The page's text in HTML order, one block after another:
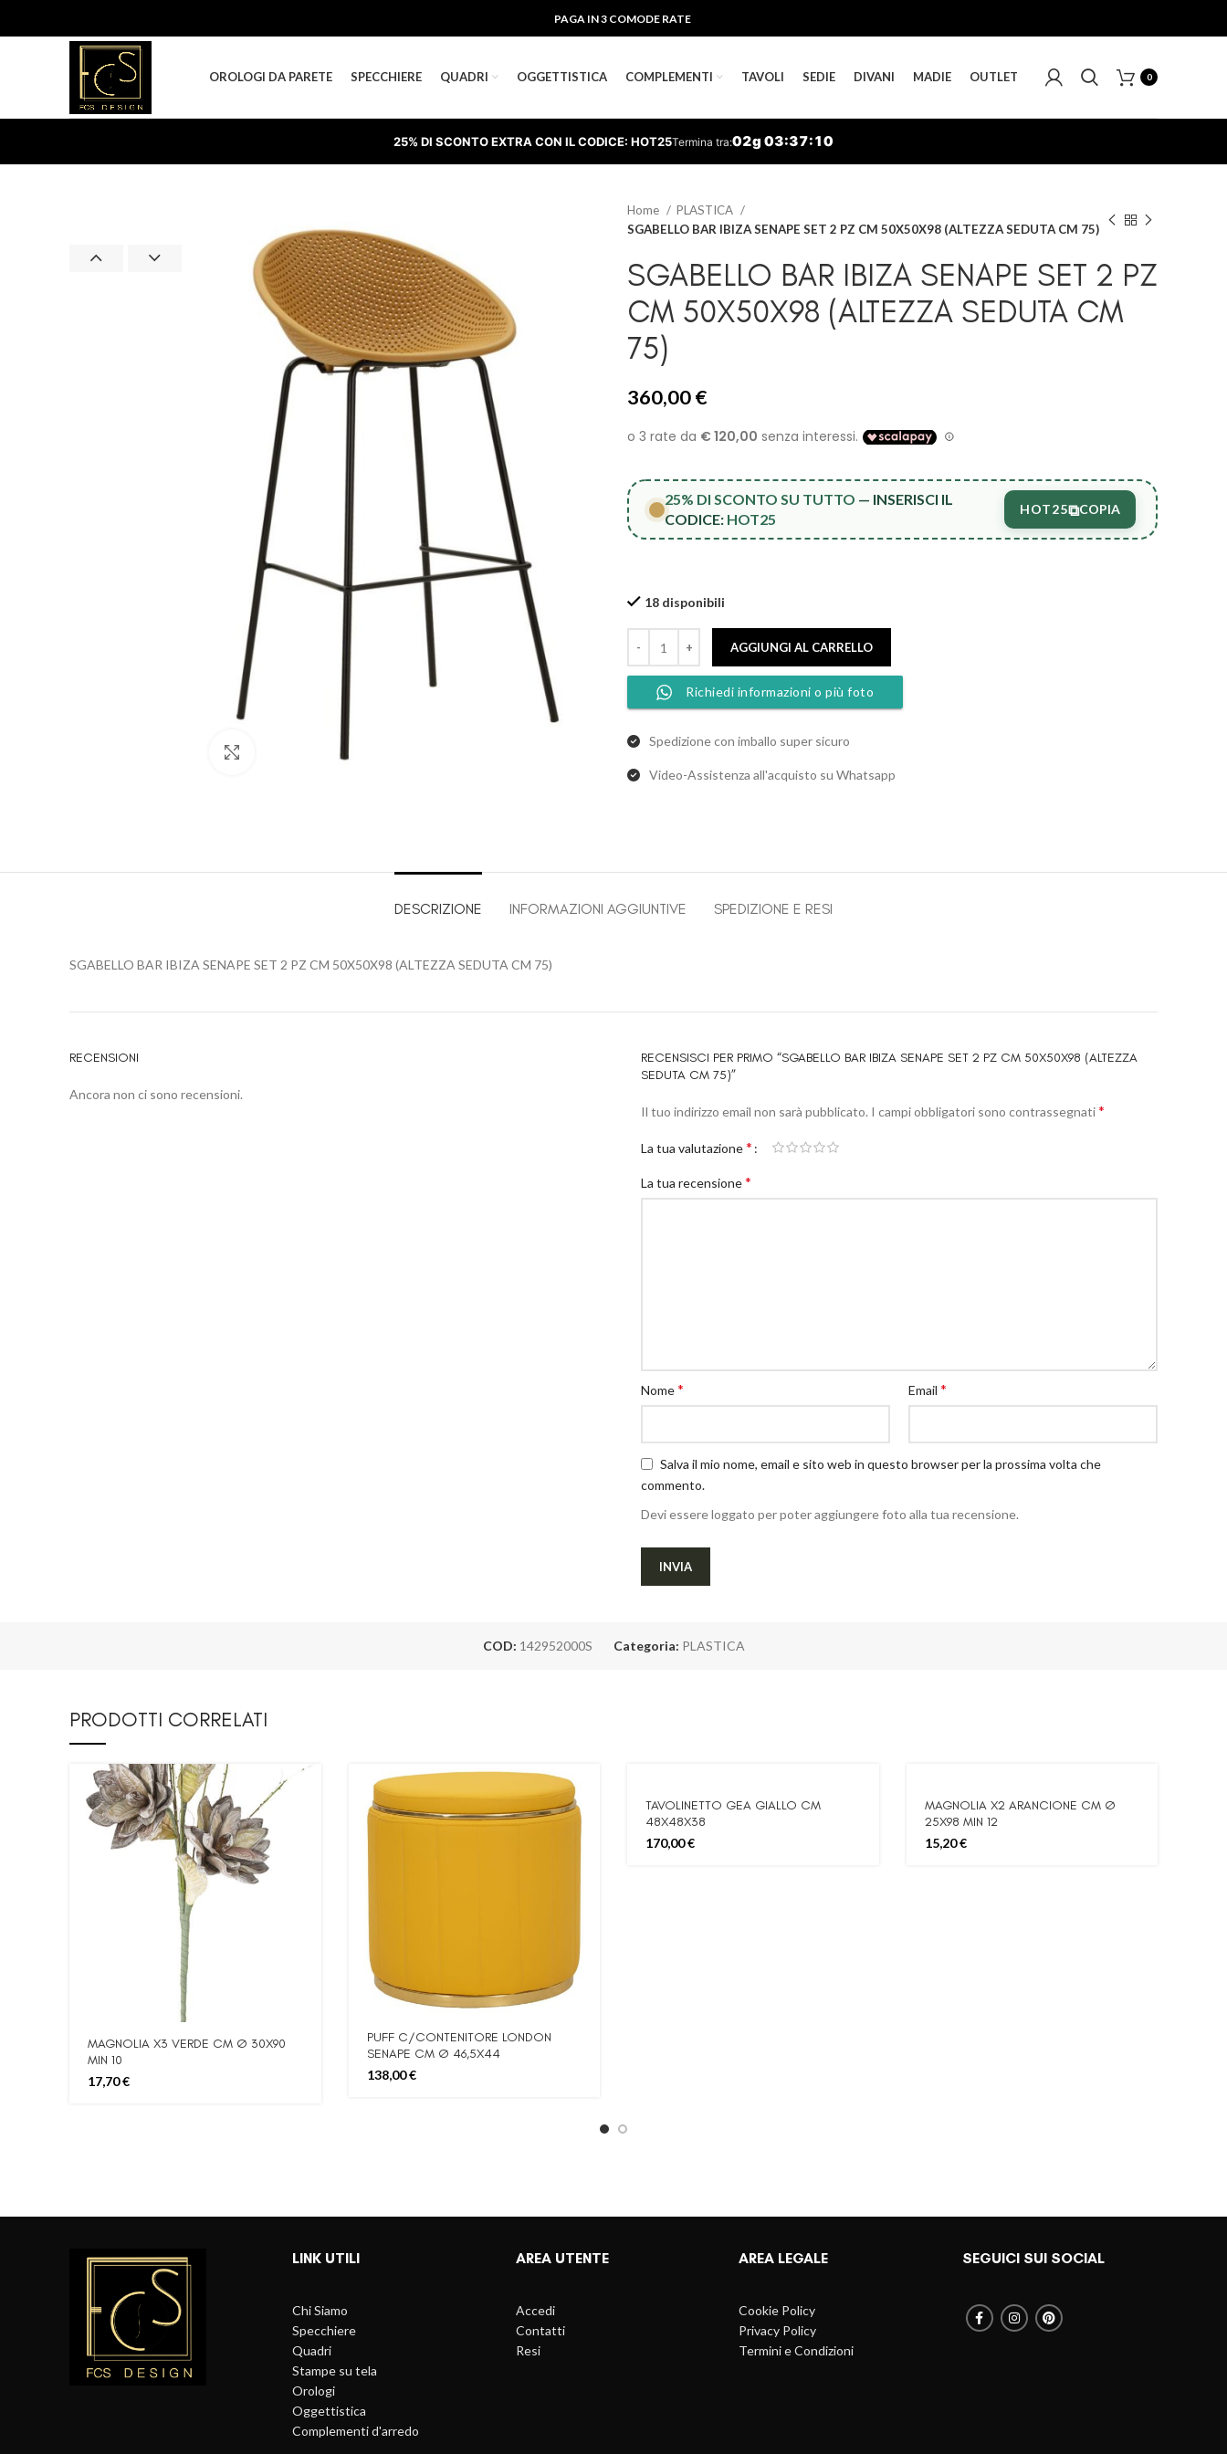
PAGA IN 3 COMODE RATE
OROLOGI DA PARETE SPECCHIERE QUADRI OGGETTISTICA COMPLEMENTI TAVOLI SEDIE DIVANI MADIE OUTLET 0
25% DI SCONTO EXTRA CON IL CODICE: HOT25Termina tra:02g 03:37:09
Clicca per ingrandire
Home
PLASTICA
SGABELLO BAR IBIZA SENAPE SET 2 PZ CM 50X50X98 (ALTEZZA SEDUTA CM 75)
SGABELLO BAR IBIZA SENAPE SET 2 PZ
CM 50X50X98 (ALTEZZA SEDUTA CM
75)
360,00€
25% DI SCONTO SU TUTTO — INSERISCI IL
CODICE: HOT25
HOT25⧉COPIA
18 disponibili
AGGIUNGI AL CARRELLO
Richiedi informazioni o più foto
Spedizione con imballo super sicuro
Video-Assistenza all'acquisto su Whatsapp
DESCRIZIONE INFORMAZIONI AGGIUNTIVE SPEDIZIONE E RESI
SGABELLO BAR IBIZA SENAPE SET 2 PZ CM 50X50X98 (ALTEZZA SEDUTA CM 75)
RECENSIONI
Ancora non ci sono recensioni.
RECENSISCI PER PRIMO “SGABELLO BAR IBIZA SENAPE SET 2 PZ CM 50X50X98 (ALTEZZA
SEDUTA CM 75)”
Il tuo indirizzo email non sarà pubblicato. I campi obbligatori sono contrassegnati*
La tua valutazione*
La tua recensione*
Nome* Email *
Salva il mio nome, email e sito web in questo browser per la prossima volta che
commento.
Devi essere loggato per poter aggiungere foto alla tua recensione.
COD: 142952000S Categoria: PLASTICA
PRODOTTI CORRELATI
MAGNOLIA X3 VERDE CM Ø 30X90
MIN 10
17,70€
PUFF C/CONTENITORE LONDON
SENAPE CM Ø 46,5X44
138,00€
TAVOLINETTO GEA GIALLO CM
48X48X38
170,00€
MAGNOLIA X2 ARANCIONE CM Ø
25X98 MIN 12
15,20€
LINK UTILI
Chi Siamo
Specchiere
Quadri
Stampe su tela
Orologi
Oggettistica
Complementi d'arredo
AREA UTENTE
Accedi
Contatti
Resi
AREA LEGALE
Cookie Policy
Privacy Policy
Termini e Condizioni
SEGUICI SUI SOCIAL